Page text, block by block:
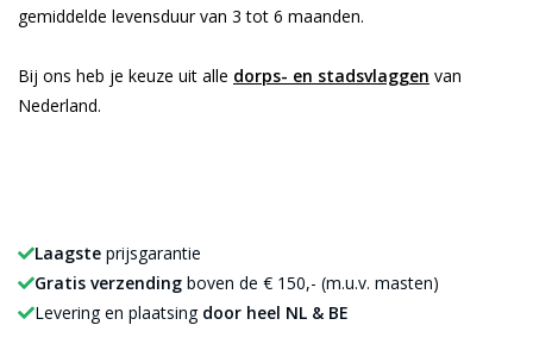
gemiddelde levensduur van 3 tot 6 maanden.
Bij ons heb je keuze uit alle dorps- en stadsvlaggen van
Nederland.
Laagste prijsgarantie
Gratis verzending boven de € 150,- (m.u.v. masten)
Levering en plaatsing door heel NL & BE